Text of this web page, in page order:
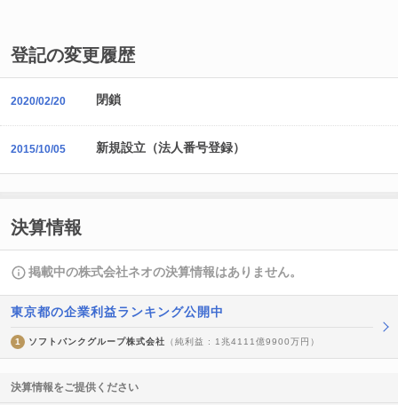
登記の変更履歴
2020/02/20 閉鎖
2015/10/05 新規設立（法人番号登録）
決算情報
掲載中の株式会社ネオの決算情報はありません。
東京都の企業利益ランキング公開中
1 ソフトバンクグループ株式会社 （純利益 : 1兆4111億9900万円）
決算情報をご提供ください